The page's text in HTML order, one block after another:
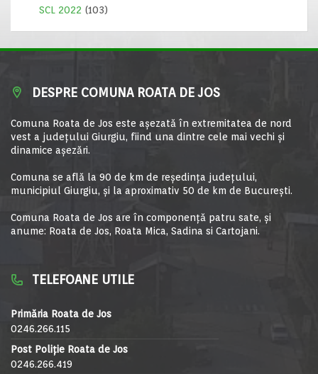
SCL 2022 (103)
DESPRE COMUNA ROATA DE JOS
Comuna Roata de Jos este aşezată în extremitatea de nord
vest a judeţului Giurgiu, fiind una dintre cele mai vechi şi
dinamice aşezări.
Comuna se află la 90 de km de reşedinţa judeţului,
municipiul Giurgiu, şi la aproximativ 50 de km de Bucureşti.
Comuna Roata de Jos are în componență patru sate, și
anume: Roata de Jos, Roata Mica, Sadina si Cartojani.
TELEFOANE UTILE
Primăria Roata de Jos
0246.266.115
Post Poliție Roata de Jos
0246.266.419